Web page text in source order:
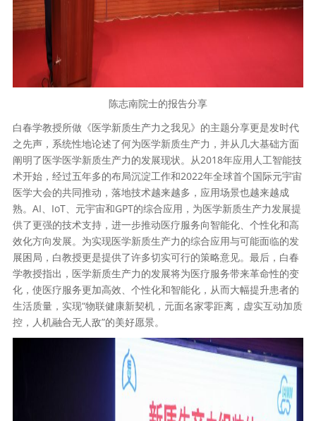
陈志南院士的报告分享
白春学教授所做《医学新质生产力之我见》的主题分享更是发时代
之先声，系统性地论述了何为医学新质生产力，并从几大基础方面
阐明了医学医学新质生产力的发展现状。从2018年应用人工智能技
术开始，经过五年多的布局沉淀工作和2022年全球首个国际元宇宙
医学大会的共同推动，落地技术越来越多，应用场景也越来越成
熟。AI、IoT、元宇宙和GPT的综合应用，为医学新质生产力发展提
供了更强的技术支持，进一步推动医疗服务向智能化、个性化和高
效化方向发展。为实现医学新质生产力的综合应用与可能面临的发
展困局，白教授更是提供了许多切实可行的策略意见。最后，白春
学教授指出，医学新质生产力的发展将为医疗服务带来革命性的变
化，使医疗服务更加高效、个性化和智能化，从而大幅提升患者的
生活质量，实现“物联健康新契机，元面名家零距离，虚实互动加质
控，人机融合无人敌”的美好愿景。